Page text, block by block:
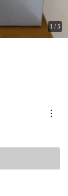
1 /5